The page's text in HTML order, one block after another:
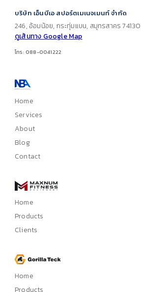
บริษัท เอ็นบีเอ สปอร์ตเมเนจเมนท์ จำกัด
246, อ้อมน้อย, กระทุ่มแบน, สมุทรสาคร 74130
ดูเส้นทาง Google Map
โทร: 088-0041222
Home
Services
About
Blog
Contact
Home
Products
Clients
Home
Products